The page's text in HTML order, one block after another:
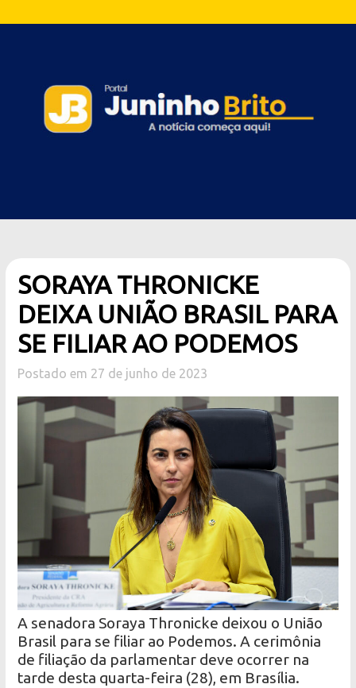
SORAYA THRONICKE
DEIXA UNIÃO BRASIL PARA
SE FILIAR AO PODEMOS
Postado em 27 de junho de 2023
A senadora Soraya Thronicke deixou o União
Brasil para se filiar ao Podemos. A cerimônia
de filiação da parlamentar deve ocorrer na
tarde desta quarta-feira (28), em Brasília.